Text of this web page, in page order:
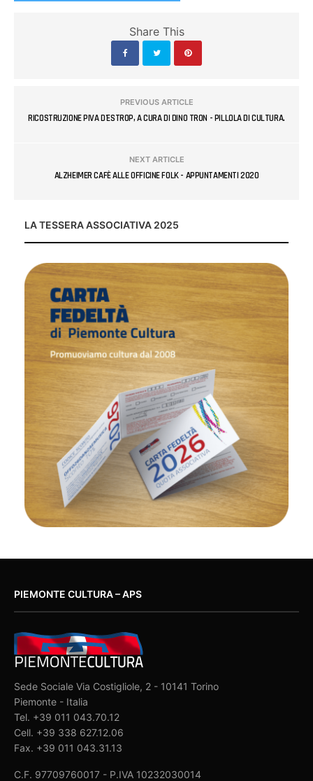
Share This
PREVIOUS ARTICLE
RICOSTRUZIONE PIVA D'ESTROP, A CURA DI DINO TRON - PILLOLA DI CULTURA.
NEXT ARTICLE
ALZHEIMER CAFÈ ALLE OFFICINE FOLK - APPUNTAMENTI 2020
LA TESSERA ASSOCIATIVA 2025
PIEMONTE CULTURA – APS
Sede Sociale Via Costigliole, 2 - 10141 Torino
Piemonte - Italia
Tel. +39 011 043.70.12
Cell. +39 338 627.12.06
Fax. +39 011 043.31.13
C.F. 97709760017 - P.IVA 10232030014